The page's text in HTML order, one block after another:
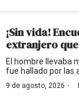
¡Sin vida!
extranjero
El hombre llevaba
fue hallado por las
9 de agosto, 2026 ·